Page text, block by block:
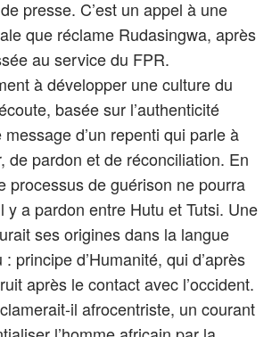
presse. C’est un appel à une
que réclame Rudasingwa, après
au service du FPR.
à développer une culture du
basée sur l’authenticité
d’un repenti qui parle à
de pardon et de réconciliation. En
processus de guérison ne pourra
y a pardon entre Hutu et Tutsi. Une
ses origines dans la langue
: principe d’Humanité, qui d’après
après le contact avec l’occident.
il afrocentriste, un courant